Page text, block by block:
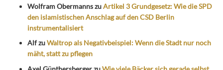
Wolfram ObermannszuArtikel 3 Grundgesetz: Wie die SPD
den islamistischen Anschlag auf den CSD Berlin
instrumentalisiert
AlfzuWaltrop als Negativbeispiel: Wenn die Stadt nur noch
mäht, statt zu pflegen